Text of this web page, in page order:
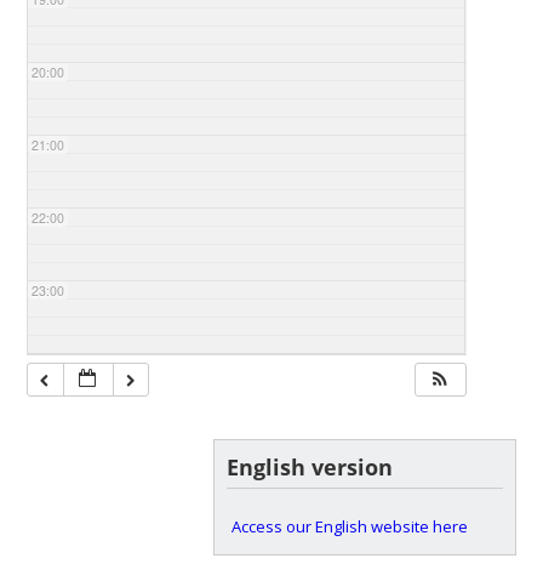
20:00
21:00
22:00
23:00
English version
Access our English website here